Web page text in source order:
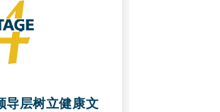
导层树立健康文